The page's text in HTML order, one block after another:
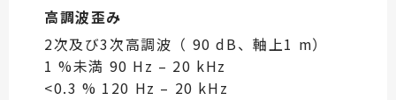
高調波歪み
2次及び3次高調波（ 90 dB、軸上1 m）
1 %未満 90 Hz – 20 kHz
<0.3 % 120 Hz – 20 kHz